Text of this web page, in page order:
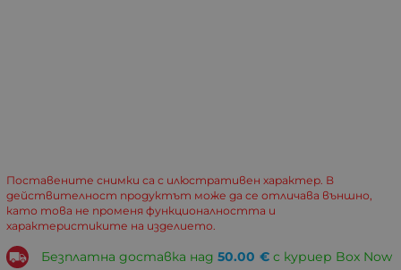
Поставените снимки са с илюстративен характер. В
действителност продуктът може да се отличава външно,
като това не променя функционалността и
характеристиките на изделието.
Безплатна доставка над 50.00 €с куриер Box Now